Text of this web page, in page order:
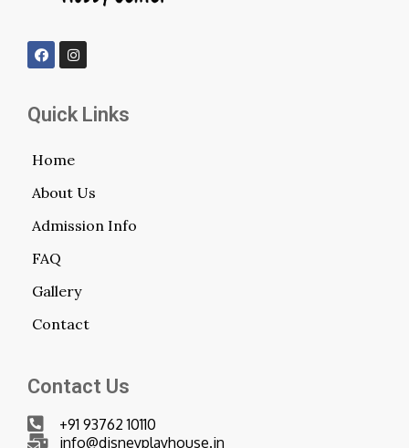
Quick Links
Home
About Us
Admission Info
FAQ
Gallery
Contact
Contact Us
+91 93762 10110
info@disneyplayhouse.in